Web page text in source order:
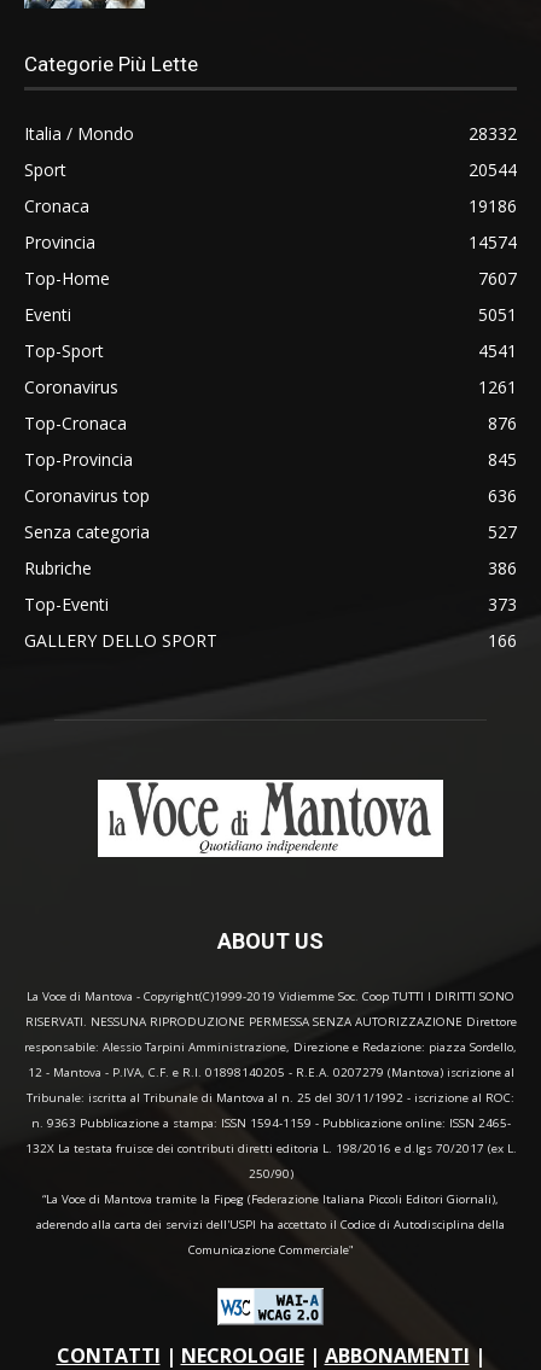
Categorie Più Lette
Italia / Mondo
28332
Sport
20544
Cronaca
19186
Provincia
14574
Top-Home
7607
Eventi
5051
Top-Sport
4541
Coronavirus
1261
Top-Cronaca
876
Top-Provincia
845
Coronavirus top
636
Senza categoria
527
Rubriche
386
Top-Eventi
373
GALLERY DELLO SPORT
166
ABOUT US
La Voce di Mantova - Copyright(C)1999-2019 Vidiemme Soc. Coop TUTTI I DIRITTI SONO
RISERVATI. NESSUNA RIPRODUZIONE PERMESSA SENZA AUTORIZZAZIONE Direttore
responsabile: Alessio Tarpini Amministrazione, Direzione e Redazione: piazza Sordello,
12 - Mantova - P.IVA, C.F. e R.I. 01898140205 - R.E.A. 0207279 (Mantova) iscrizione al
Tribunale: iscritta al Tribunale di Mantova al n. 25 del 30/11/1992 - iscrizione al ROC:
n. 9363 Pubblicazione a stampa: ISSN 1594-1159 - Pubblicazione online: ISSN 2465-
132X La testata fruisce dei contributi diretti editoria L. 198/2016 e d.lgs 70/2017 (ex L.
250/90)
“La Voce di Mantova tramite la Fipeg (Federazione Italiana Piccoli Editori Giornali),
aderendo alla carta dei servizi dell'USPI ha accettato il Codice di Autodisciplina della
Comunicazione Commerciale"
CONTATTI | NECROLOGIE| ABBONAMENTI |